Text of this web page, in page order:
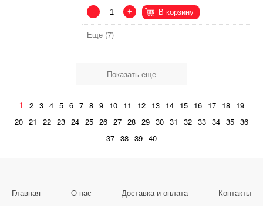
- + В корзину
Еще (7)
Показать еще
1 2 3 4 5 6 7 8 9 10 11 12 13 14 15 16 17 18
19
20 21 22 23 24 25 26 27 28 29 30 31 32 33 34 35 36
37 38 39 40
Главная О нас Доставка и оплата Контакты